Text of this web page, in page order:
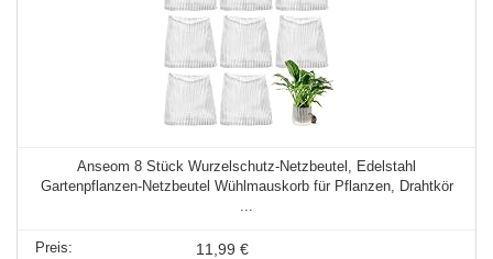
Anseom 8 Stück Wurzelschutz-Netzbeutel, Edelstahl
Gartenpflanzen-Netzbeutel Wühlmauskorb für Pflanzen, Drahtkör
11,99 €